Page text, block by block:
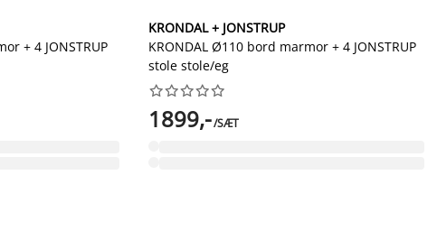
+ 4 JONSTRUP
KRONDAL + JONSTRUP
KRONDAL Ø110 bord marmor + 4 JONSTRUP
stole stole/eg






1899,-/SÆT